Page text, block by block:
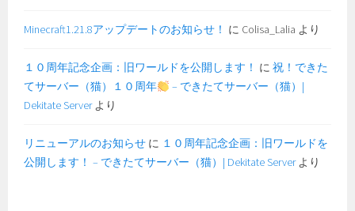
Minecraft1.21.8アップデートのお知らせ！ に Colisa_Lalia より
１０周年記念企画：旧ワールドを公開します！ に祝！できた
てサーバー（猫）１０周年
– できたてサーバー（猫）|
Dekitate Serverより
リニューアルのお知らせ に １０周年記念企画：旧ワールドを
公開します！ – できたてサーバー（猫）| Dekitate Serverより